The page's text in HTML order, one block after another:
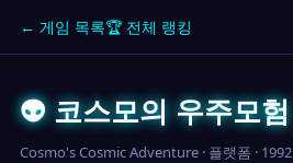
← 게임 목록🏆 전체 랭킹
👽 코스모의 우주모험
Cosmo's Cosmic Adventure · 플랫폼 · 1992